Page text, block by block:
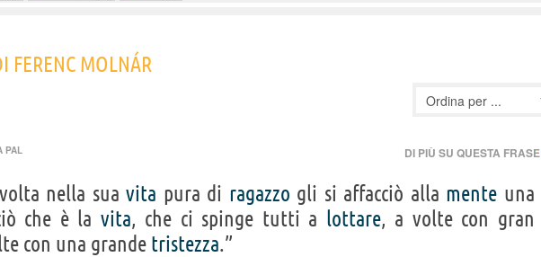
FERENC MOLNÁR
PAL DI PIÙ SU QUESTA FRASE
nella suavita pura di ragazzo gli si affacciò alla mente una
che è la vita, che ci spinge tutti a lottare, a volte con gran
con una grande tristezza.”